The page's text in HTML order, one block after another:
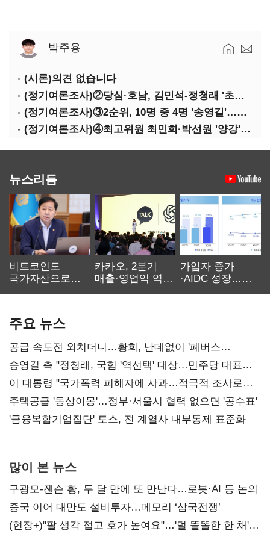
박주용
(시론)의견 없습니다
(정기여론조사)②당심·호남, 김민석-정청래 '초접전'
(정기여론조사)③2순위, 10명 중 4명 '송영길'…정청래 '한 자릿수'
(정기여론조사)④최고위원 최민희·박선원 '양강'…서미화·이성윤·임미애 뒤이어
뉴스리듬
비트코인도
국가자산으로…'
카카오, 2분기
매출·영업익 역대
가입자 증가
·AIDC 성장…
주요 뉴스
공급 속도전 외치더니…황희, 난데없이 '폐버스
리모델링' 제안
송영길 측 "정청래, 국힘 '역선택' 대상…민주당 대표로
총선 지휘 못해"
이 대통령 "국가폭력 피해자에 사과…적극적 조사로
진실 밝혀야"
주택공급 '동상이몽'…정부·서울시 협력 없으면 '공수표'
'금융복합기업집단' 토스, 전 계열사 내부통제 표준화
많이 본 뉴스
구광모-젠슨 황, 두 달 만에 또 만난다…로봇·AI 등 논의
중국 이어 대만도 설비투자…메모리 ‘삼국전쟁’
(현장+)"팔 생각 접고 호가 높여요"…'덜 똘똘한 한 채'